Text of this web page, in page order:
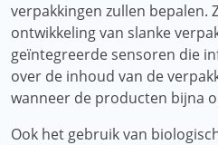
verpakkingen zullen bepalen.
ontwikkeling van slanke
geïntegreerde sensoren die
over de inhoud van de
wanneer de producten bijna
Ook het gebruik van